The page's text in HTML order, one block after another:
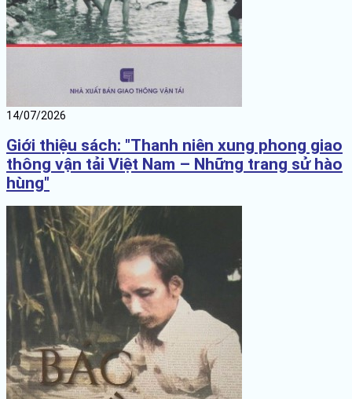
14/07/2026
Giới thiệu sách: "Thanh niên xung phong giao
thông vận tải Việt Nam – Những trang sử hào
hùng"